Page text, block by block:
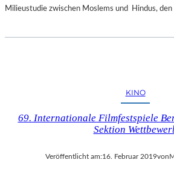
Milieustudie zwischen Moslems und Hindus,
KINO
69. Internationale Filmfestspiele
Sektion
Veröffentlicht am:16. Februar 2019von